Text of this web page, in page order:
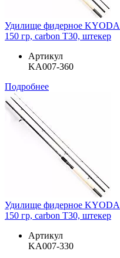
Удилище фидерное
150 гр, carbon T30, штекер
Артикул
KA007-360
Подробнее
Удилище фидерное
150 гр, carbon T30, штекер
Артикул
KA007-330